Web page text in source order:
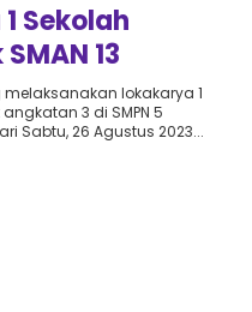
Sekolah
13
melaksanakan lokakarya 1
3 di SMPN 5
Sabtu, 26 Agustus 2023...